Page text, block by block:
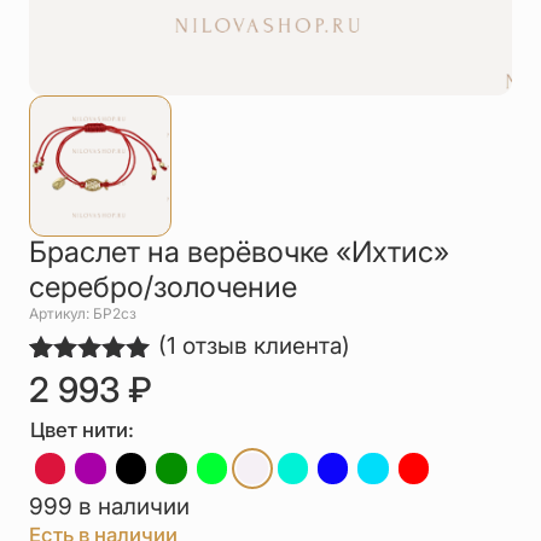
Чётки
Другое
Браслет на верёвочке «Ихтис»
серебро/золочение
Артикул: БР2сз
Рейтинг
5.00из 5
на основе
опроса
1
пользователя
(1 отзыв клиента)
2 993 ₽
Цвет нити:
999 в наличии
Есть в наличии